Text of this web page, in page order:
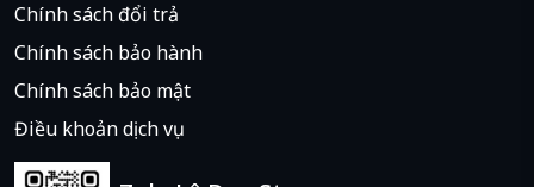
Chính sách đổi trả
Chính sách bảo hành
Chính sách bảo mật
Điều khoản dịch vụ